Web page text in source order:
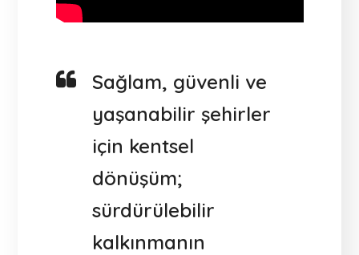
Sağlam, güvenli ve
yaşanabilir şehirler
için kentsel
dönüşüm;
sürdürülebilir
kalkınmanın